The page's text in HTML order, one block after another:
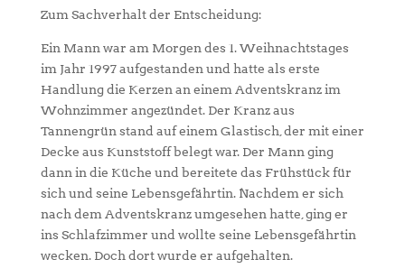
Zum Sachverhalt der Entscheidung:
Ein Mann war am Morgen des 1. Weihnachtstages
im Jahr 1997 aufgestanden und hatte als erste
Handlung die Kerzen an einem Adventskranz im
Wohnzimmer angezündet. Der Kranz aus
Tannengrün stand auf einem Glastisch, der mit einer
Decke aus Kunststoff belegt war. Der Mann ging
dann in die Küche und bereitete das Frühstück für
sich und seine Lebensgefährtin. Nachdem er sich
nach dem Adventskranz umgesehen hatte, ging er
ins Schlafzimmer und wollte seine Lebensgefährtin
wecken. Doch dort wurde er aufgehalten.